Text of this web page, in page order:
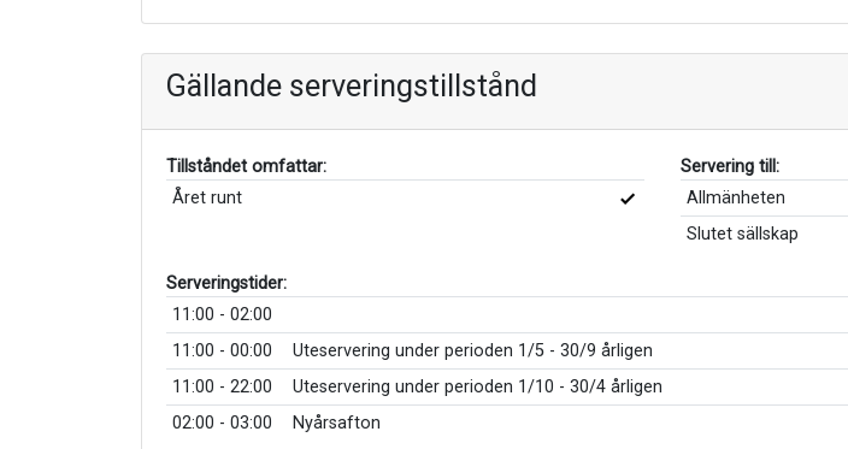
Gällande serveringstillstånd
Tillståndet omfattar:
Året runt
Servering till:
Allmänheten
Slutet sällskap
Serveringstider:
11:00 - 02:00
11:00 - 00:00
Uteservering under perioden 1/5 - 30/9 årligen
11:00 - 22:00
Uteservering under perioden 1/10 - 30/4 årligen
02:00 - 03:00
Nyårsafton